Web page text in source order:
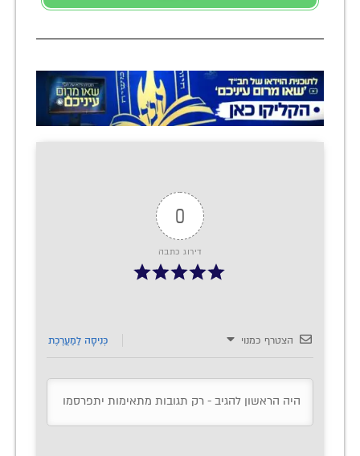
0
דירוג כתבה
הצטרף כמנוי כְּנִיסָה לַמַעֲרֶכֶת